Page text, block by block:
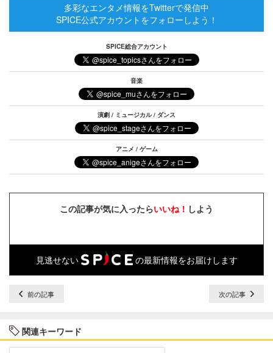
多彩なエンタメ情報をTwitterで発信中
SPICE公式アカウントをフォローしよう！
SPICE総合アカウント
音楽
演劇 / ミュージカル / ダンス
アニメ / ゲーム
この記事が気に入ったらいいね！ しよう
見逃せない の最新情報をお届けします
前の記事 次の記事
関連キーワード